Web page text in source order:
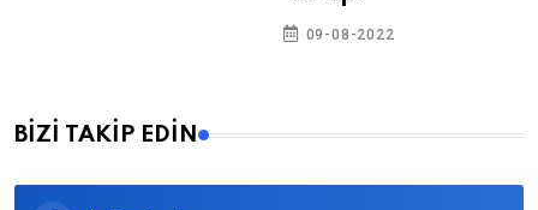
09-08-2022
BİZİ TAKİP EDİN